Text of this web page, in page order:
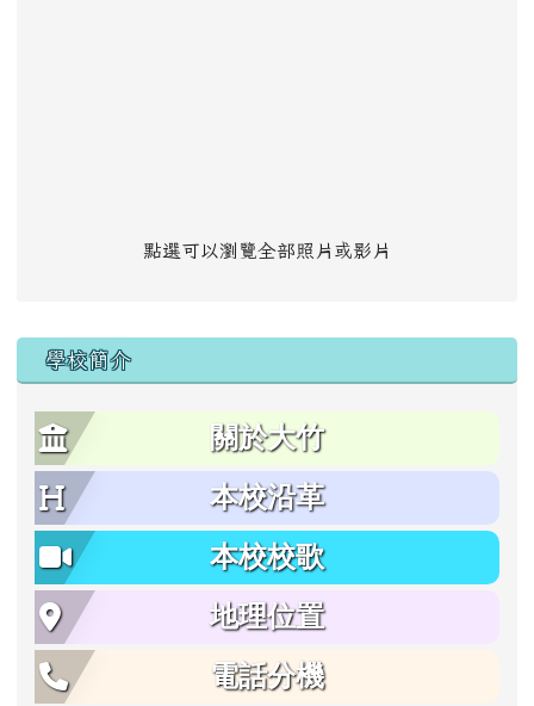
點選可以瀏覽全部照片或影片
學校簡介
關於大竹
本校沿革
本校校歌
地理位置
電話分機